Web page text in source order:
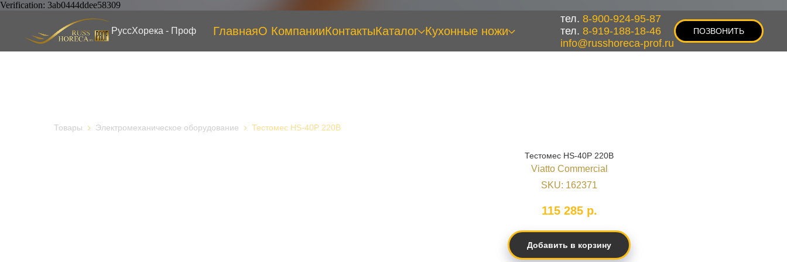
Verification: 3ab0444ddee58309
РуссХорека - Проф ГлавнаяО КомпанииКонтактыКаталог Кухонные ножи
тел. 8-900-924-95-87
тел. 8-919-188-18-46
info@russhoreca-prof.ru
ПОЗВОНИТЬ
Товары Электромеханическое оборудование Тестомес HS-40P 220В
Тестомес HS-40P 220В
Viatto Commercial
SKU: 162371
115 285 р.
Добавить в корзину